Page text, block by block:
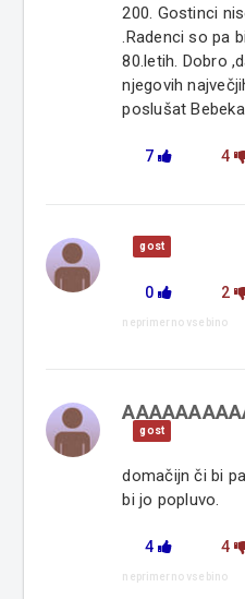
200. Gostinci
.Radenci so pa
80.letih. Dobro
njegovih
poslušat
7 4
gost
0 2
neprimerno vsebino
gost
domačijn či bi
bi jo popluvo.
4 4
neprimerno vsebino